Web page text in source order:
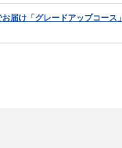
届け「グレードアップコース」